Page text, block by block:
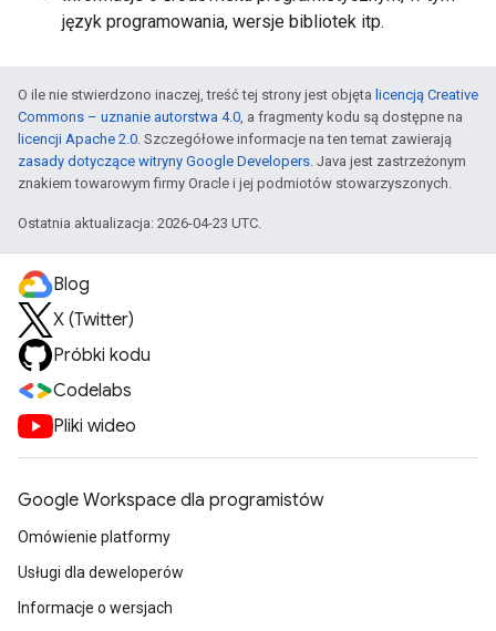
język programowania, wersje bibliotek itp.
O ile nie stwierdzono inaczej, treść tej strony jest objęta licencją Creative
Commons – uznanie autorstwa 4.0, a fragmenty kodu są dostępne na
licencji Apache 2.0. Szczegółowe informacje na ten temat zawierają
zasady dotyczące witryny Google Developers. Java jest zastrzeżonym
znakiem towarowym firmy Oracle i jej podmiotów stowarzyszonych.
Ostatnia aktualizacja: 2026-04-23 UTC.
Blog
X (Twitter)
Próbki kodu
Codelabs
Pliki wideo
Google Workspace dla programistów
Omówienie platformy
Usługi dla deweloperów
Informacje o wersjach